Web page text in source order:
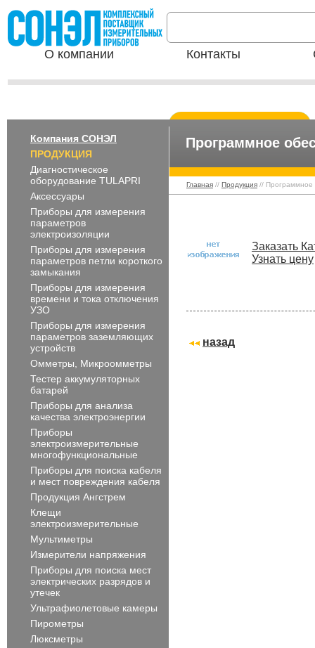
О компании Контакты
Компания СОНЭЛ
ПРОДУКЦИЯ
Диагностическое
оборудование TULAPRI
Аксессуары
Приборы для измерения
параметров
электроизоляции
Приборы для измерения
параметров петли короткого
замыкания
Приборы для измерения
времени и тока отключения
УЗО
Приборы для измерения
параметров заземляющих
устройств
Омметры, Микроомметры
Тестер аккумуляторных
батарей
Приборы для анализа
качества электроэнергии
Приборы
электроизмерительные
многофункциональные
Приборы для поиска кабеля
и мест повреждения кабеля
Продукция Ангстрем
Клещи
электроизмерительные
Мультиметры
Измерители напряжения
Приборы для поиска мест
электрических разрядов и
утечек
Ультрафиолетовые камеры
Пирометры
Люксметры
Программное
Главная // Продукция // Программное
Заказать
Узнать цену
назад